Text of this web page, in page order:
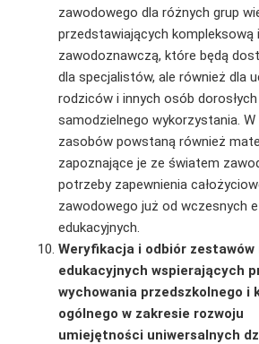
zawodowego dla różnych grup
przedstawiających kompleksową
zawodoznawczą, które będą
dla specjalistów, ale również dla
rodziców i innych osób
samodzielnego wykorzystania.
zasobów powstaną również
zapoznające je ze światem
potrzeby zapewnienia
zawodowego już od wczesnych
edukacyjnych.
Weryfikacja i odbiór zestawów
edukacyjnych wspierających
wychowania przedszkolnego i
ogólnego w zakresie rozwoju
umiejętności uniwersalnych